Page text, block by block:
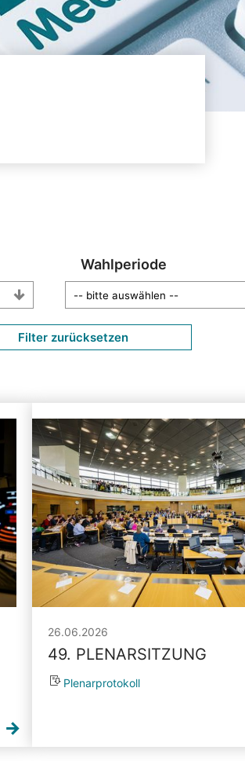
Wahlperiode
Filter zurücksetzen
26.06.2026
49. PLENARSITZUNG
Plenarprotokoll